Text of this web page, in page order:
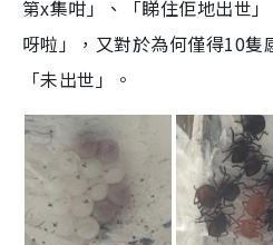
第x集咁」、「睇住佢地出世
呀啦」，又對於為何僅得10隻
「未出世」。